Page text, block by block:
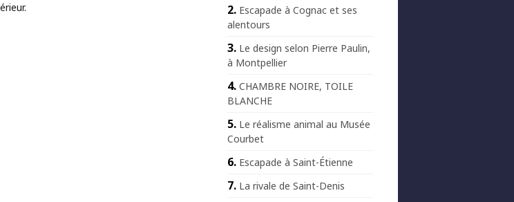
Escapade à Cognac et ses
alentours
Le design selon Pierre Paulin,
à Montpellier
CHAMBRE NOIRE, TOILE
BLANCHE
Le réalisme animal au Musée
Courbet
Escapade à Saint-Étienne
La rivale de Saint-Denis